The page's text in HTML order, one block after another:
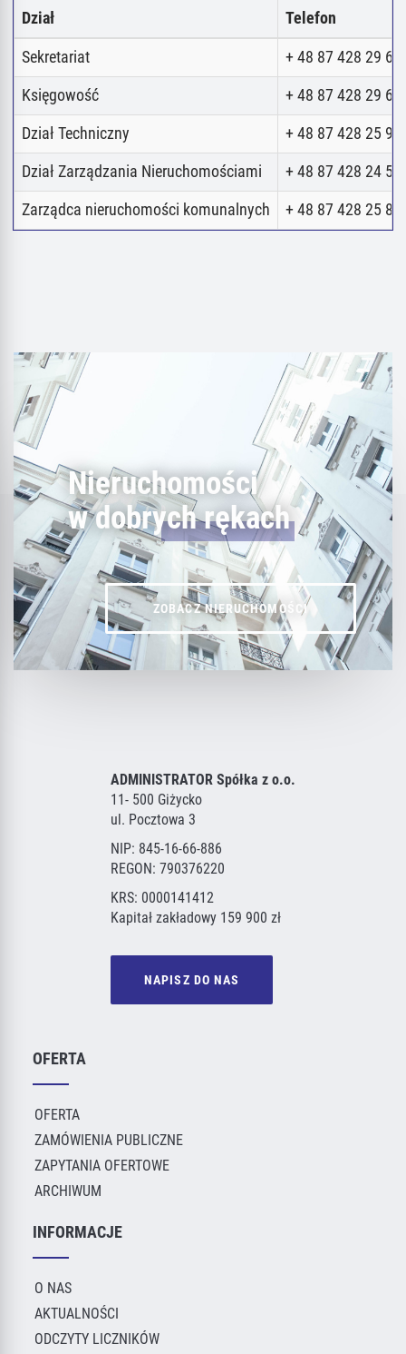
Dział Telefon
Sekretariat + 48 87 428 29 62
Księgowość + 48 87 428 29 62
Dział Techniczny + 48 87 428 25 98
Dział Zarządzania Nieruchomościami + 48 87 428 24 52
Zarządca nieruchomości komunalnych + 48 87 428 25 80
Nieruchomości
w dobrych rękach
ZOBACZ NIERUCHOMOŚCI
ADMINISTRATOR Spółka z o.o.
11- 500 Giżycko
ul. Pocztowa 3
NIP: 845-16-66-886
REGON: 790376220
KRS: 0000141412
Kapitał zakładowy 159 900 zł
NAPISZ DO NAS
OFERTA
OFERTA
ZAMÓWIENIA PUBLICZNE
ZAPYTANIA OFERTOWE
ARCHIWUM
INFORMACJE
O NAS
AKTUALNOŚCI
ODCZYTY LICZNIKÓW